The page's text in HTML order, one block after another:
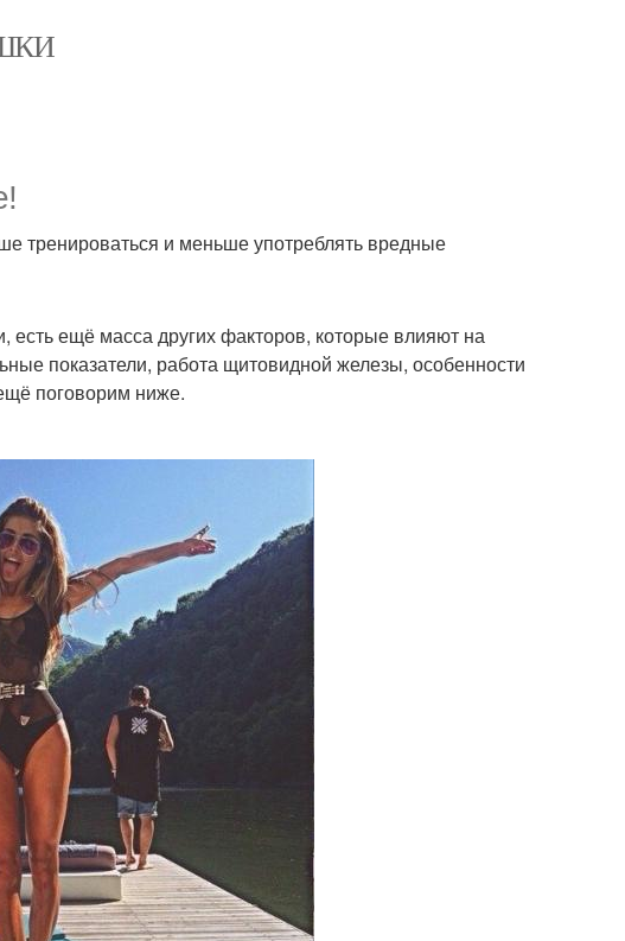
тренироваться и меньше употреблять вредные
ещё масса других факторов, которые влияют на
показатели, работа щитовидной железы, особенности
поговорим ниже.